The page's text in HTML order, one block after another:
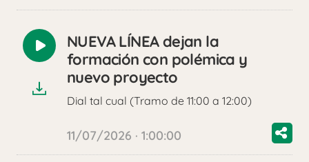
Reproducir
audio
NUEVA LÍNEA dejan la
formación con polémica y
nuevo proyecto
Dial tal cual (Tramo de 11:00 a 12:00)
11/07/2026 · 1:00:00